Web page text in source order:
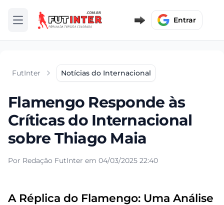
Abrir menu Entrar
FutInter Notícias do Internacional
Flamengo Responde às
Críticas do Internacional
sobre Thiago Maia
Por Redação FutInter em 04/03/2025 22:40
A Réplica do Flamengo: Uma Análise